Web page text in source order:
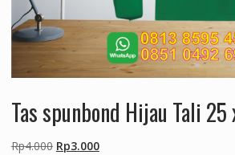
Tas spunbond Hijau Tali
Rp4.000 Harga
Rp3.000Harga